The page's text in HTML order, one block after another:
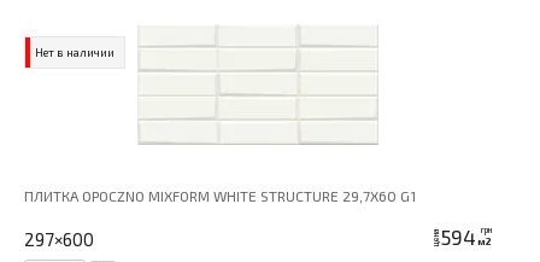
Нет в наличии
ПЛИТКА OPOCZNO MIXFORM WHITE STRUCTURE 29,7X60 G1
297×600 цена594 грн
м2